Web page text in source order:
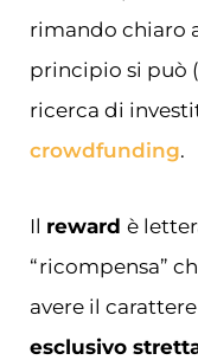
rimando chiaro
principio si può
ricerca di
crowdfunding.
Il reward è
“ricompensa”
avere il
esclusivo